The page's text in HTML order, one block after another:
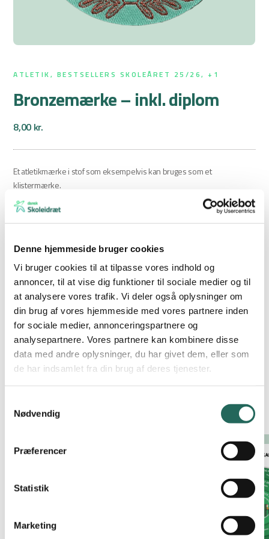
Denne hjemmeside bruger cookies
Vi bruger cookies til at tilpasse vores indhold og
annoncer, til at vise dig funktioner til sociale medier og til
at analysere vores trafik. Vi deler også oplysninger om
din brug af vores hjemmeside med vores partnere inden
for sociale medier, annonceringspartnere og
analysepartnere. Vores partnere kan kombinere disse
data med andre oplysninger, du har givet dem, eller som
de har indsamlet fra din brug af deres tjenester.
Nødvendig
Præferencer
Statistik
Marketing
ATLETIK, BESTSELLERS SKOLEÅRET 25/26, +1
Bronzemærke – inkl. diplom
8,00 kr.
Et atletikmærke i stof som eksempelvis kan bruges som et
klistermærke.
Prisen er inkl. moms.Hertil tillægges fragt og ekspeditionsgebyr
jvf. Dansk Skoleidræts handelsbetingelser.
Læs mere omskoleatletik.
Tilføj til kurv
Relaterede produkter